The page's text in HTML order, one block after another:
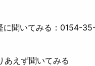
に聞いてみる：0154-
えず聞いてみる